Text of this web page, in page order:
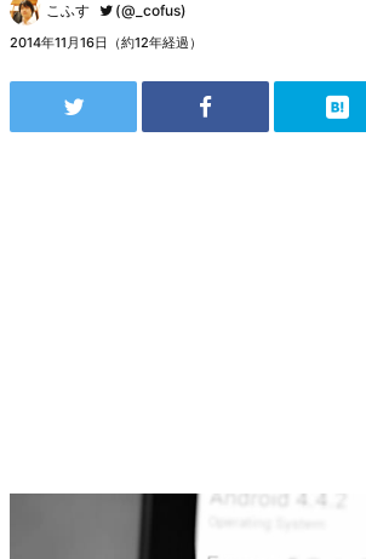
こふす (@_cofus)
2014年11月16日（約12年経過）